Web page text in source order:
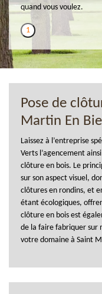
quand vous voulez.
1
Pose de
Martin En
Laissez à l’entreprise
Verts l’agencement
clôture en bois. Le
sur son aspect visuel,
clôtures en rondins, et
étant écologiques,
clôture en bois est
de la faire fabriquer sur
votre domaine à Saint